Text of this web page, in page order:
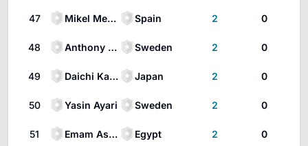
47 Mikel Merino Spain 2 0
48 Anthony Elanga Sweden 2 0
49 Daichi Kamada Japan 2 0
50 Yasin Ayari Sweden 2 0
51 Emam Ashour Egypt 2 0